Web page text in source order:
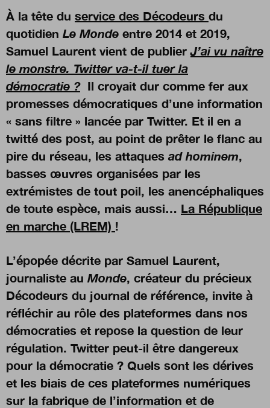
Nous suivre sur Twittersur LinkedIn
À la tête du service des Décodeurs du
quotidien Le Monde entre 2014 et 2019,
Samuel Laurent vient de publierJ’ai vu naître
le monstre. Twitter va-t-il tuer la
démocratie ? Il croyait dur comme fer aux
promesses démocratiques d’une information
« sans filtre » lancée par Twitter. Et il en a
twitté des post, au point de prêter le flanc au
pire du réseau, les attaques ad hominem,
basses œuvres organisées par les
extrémistes de tout poil, les anencéphaliques
de toute espèce, mais aussi… La République
en marche (LREM) !
L’épopée décrite par Samuel Laurent,
journaliste au Monde, créateur du précieux
Décodeurs du journal de référence, invite à
réfléchir au rôle des plateformes dans nos
démocraties et repose la question de leur
régulation. Twitter peut-il être dangereux
pour la démocratie ? Quels sont les dérives
et les biais de ces plateformes numériques
sur la fabrique de l’information et de